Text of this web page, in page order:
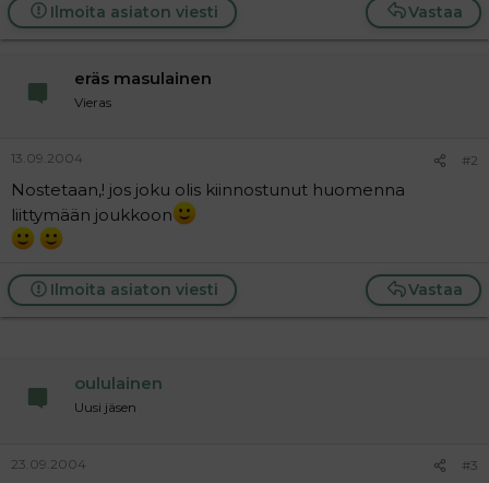
Vastaa
Ilmoita asiaton viesti
eräs masulainen
Vieras
13.09.2004 #2
Nostetaan,! jos joku olis kiinnostunut huomenna
liittymään joukkoon
Vastaa
Ilmoita asiaton viesti
oululainen
Uusi jäsen
23.09.2004 #3